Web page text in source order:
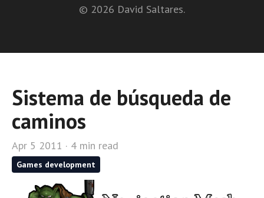
© 2026 David Saltares.
Sistema de búsqueda de
caminos
Apr 5 2011 · 4 min read
Games development